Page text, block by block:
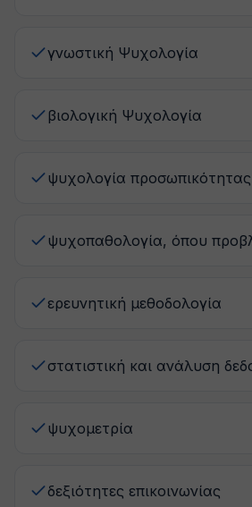
γνωστική Ψυχολογία
βιολογική Ψυχολογία
ψυχολογία προσωπικότητας
ψυχοπαθολογία, όπου
ερευνητική μεθοδολογία
στατιστική και ανάλυση
ψυχομετρία
δεξιότητες επικοινωνίας